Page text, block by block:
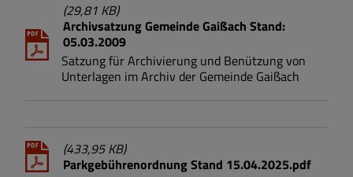
(29,81 KB)
Archivsatzung Gemeinde Gaißach Stand:
05.03.2009
Satzung für Archivierung und Benützung von
Unterlagen im Archiv der Gemeinde Gaißach
(433,95 KB)
Parkgebührenordnung Stand 15.04.2025.pdf